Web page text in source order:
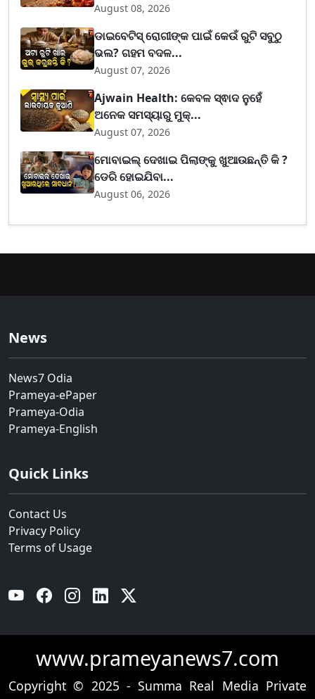
August 08, 2026
ଡାଇବେଟିସ୍ ରୋଗୀଙ୍କ ପାଇଁ କେଉଁ ରୁଟି ସବୁଠୁ
ଭଲ? ଗହମ ବଦଳ...
August 07, 2026
Ajwain Health: କେବଳ ସ୍ଵାଦ ନୁହେଁ
ଅନେକ ସମସ୍ୟାରୁ ମୁକ୍...
August 07, 2026
ମୋବାଇଲ୍ ଦେଖାଇ ପିଲାଙ୍କୁ ଖୁଆଉଛନ୍ତି କି ?
ଡେରି ହୋଇଯିବା...
August 06, 2026
News
News7 Odia
Prameya-ePaper
Prameya-Odia
Prameya-English
Quick Links
Contact Us
Privacy Policy
Terms of Usage
YouTube Facebook Instagram Linkedin
www.prameyanews7.com
Copyright © 2025 - Summa Real Media Private